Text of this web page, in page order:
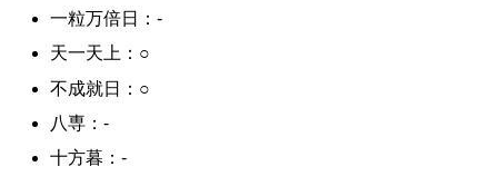
一粒万倍日：-
天一天上：○
不成就日：○
八専：-
十方暮：-